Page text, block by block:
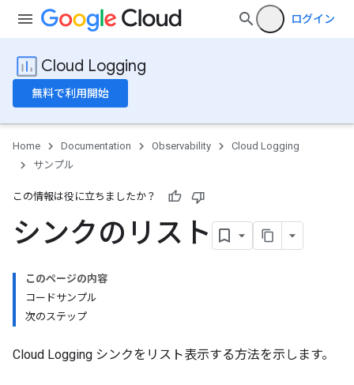
ログイン
Cloud Logging
無料で利用開始
Home Documentation Observability
Cloud Logging
サンプル
この情報は役に立ちましたか？
シンクのリスト
このページの内容
コードサンプル
次のステップ
Cloud Logging シンクをリスト表示する方法を示します。